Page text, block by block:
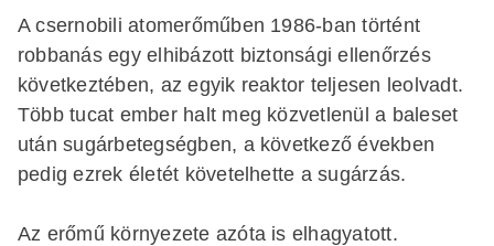
A csernobili atomerőműben 1986-ban történt
robbanás egy elhibázott biztonsági ellenőrzés
következtében, az egyik reaktor teljesen leolvadt.
Több tucat ember halt meg közvetlenül a baleset
után sugárbetegségben, a következő években
pedig ezrek életét követelhette a sugárzás.
Az erőmű környezete azóta is elhagyatott.